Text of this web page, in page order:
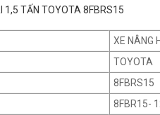
1,5 TẤN TOYOTA 8FBRS15
XE NÂNG
TOYOTA
8FBRS15
8FBR15-